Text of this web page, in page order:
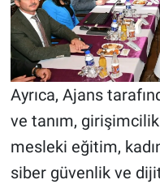
Ayrıca, Ajans
ve tanım,
mesleki eğitim,
siber güvenlik ve